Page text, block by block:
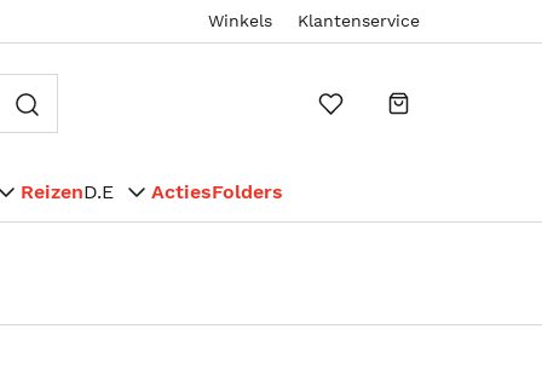
Winkels Klantenservice
ReizenD.E ActiesFolders